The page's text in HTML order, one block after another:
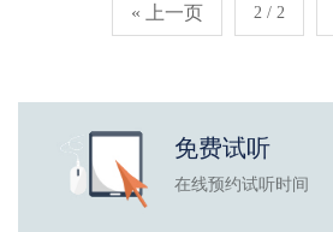
« 上一页 2 / 2
免费试听
在线预约试听时间